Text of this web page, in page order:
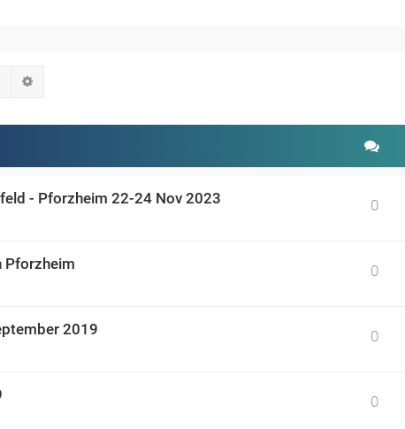
Suche
- Pforzheim 22-24 Nov 2023 0
Pforzheim 0
2019 0
0